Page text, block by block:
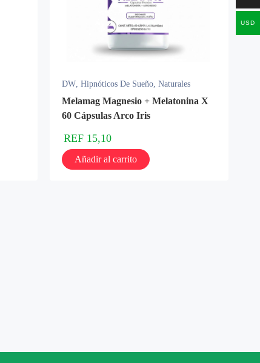
DW, Hipnóticos De Sueño, Naturales
Melamag Magnesio + Melatonina X
60 Cápsulas Arco Iris
REF 15,10
Añadir al carrito
USD